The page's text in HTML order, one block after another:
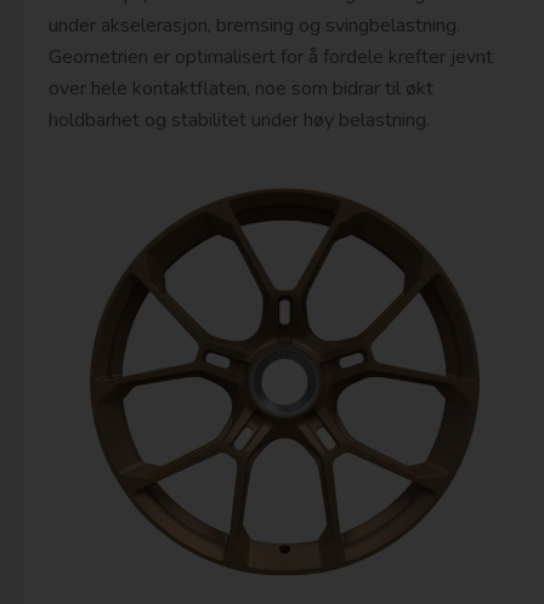
under akselerasjon, bremsing og svingbelastning.
Geometrien er optimalisert for å fordele krefter jevnt
over hele kontaktflaten, noe som bidrar til økt
holdbarhet og stabilitet under høy belastning.